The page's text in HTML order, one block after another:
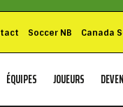
Soccer NB Canada
ÉQUIPES JOUEURS